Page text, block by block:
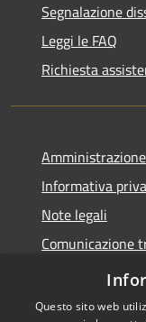
Segnalazione
Leggi le FAQ
Richiesta
Informativa
Note legali
Comunicazione
Dichiarazione di
Questo sito web